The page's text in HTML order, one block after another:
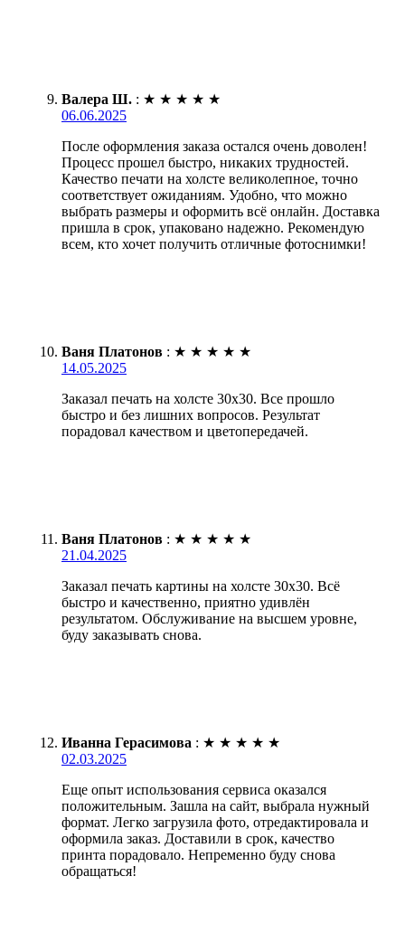
Валера Ш. : ★ ★ ★ ★ ★
06.06.2025
После оформления заказа остался очень доволен!
Процесс прошел быстро, никаких трудностей.
Качество печати на холсте великолепное, точно
соответствует ожиданиям. Удобно, что можно
выбрать размеры и оформить всё онлайн. Доставка
пришла в срок, упаковано надежно. Рекомендую
всем, кто хочет получить отличные фотоснимки!
Ваня Платонов : ★ ★ ★ ★ ★
14.05.2025
Заказал печать на холсте 30х30. Все прошло
быстро и без лишних вопросов. Результат
порадовал качеством и цветопередачей.
Ваня Платонов : ★ ★ ★ ★ ★
21.04.2025
Заказал печать картины на холсте 30х30. Всё
быстро и качественно, приятно удивлён
результатом. Обслуживание на высшем уровне,
буду заказывать снова.
Иванна Герасимова : ★ ★ ★ ★ ★
02.03.2025
Еще опыт использования сервиса оказался
положительным. Зашла на сайт, выбрала нужный
формат. Легко загрузила фото, отредактировала и
оформила заказ. Доставили в срок, качество
принта порадовало. Непременно буду снова
обращаться!